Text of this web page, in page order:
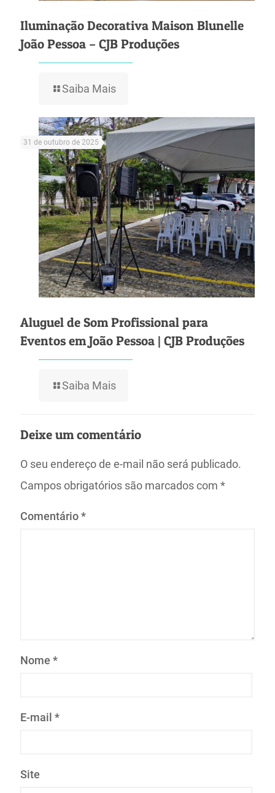
Iluminação Decorativa Maison Blunelle
João Pessoa – CJB Produções
Saiba Mais
31 de outubro de 2025
Aluguel de Som Profissional para
Eventos em João Pessoa | CJB Produções
Saiba Mais
Deixe um comentário
O seu endereço de e-mail não será publicado.
Campos obrigatórios são marcados com *
Comentário*
Nome *
E-mail *
Site